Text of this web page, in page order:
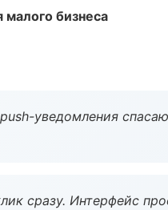
бизнеса
уведомления
сразу. Интерфейс